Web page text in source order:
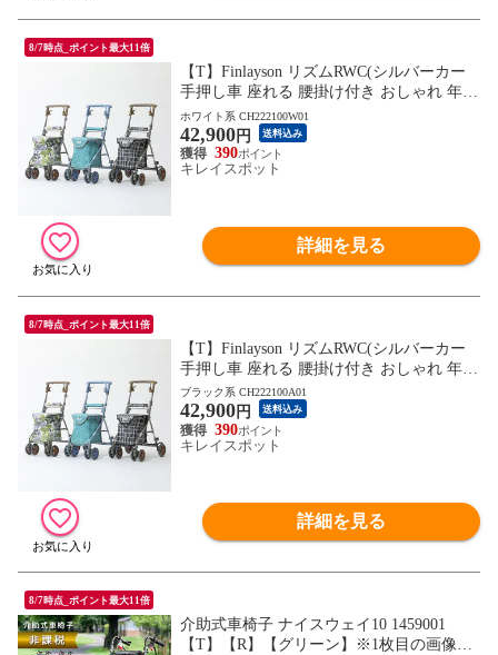
8/7時点_ポイント最大11倍
【T】Finlayson リズムRWC(シルバーカー
手押し車 座れる 腰掛け付き おしゃれ 年配
おじいちゃん おばあちゃん 移動 お出かけ)
※1枚目の画像は代表イメージのため色・
柄が異なる場合がございます。2枚目以降
の画像でご希望の色・柄をご確認下さい。
ホワイト系 CH222100W01
42,900円 送料込み
390
キレイスポット
詳細を見る
8/7時点_ポイント最大11倍
【T】Finlayson リズムRWC(シルバーカー
手押し車 座れる 腰掛け付き おしゃれ 年配
おじいちゃん おばあちゃん 移動 お出かけ)
※1枚目の画像は代表イメージのため色・
柄が異なる場合がございます。2枚目以降
の画像でご希望の色・柄をご確認下さい。
ブラック系 CH222100A01
42,900円 送料込み
390
キレイスポット
詳細を見る
8/7時点_ポイント最大11倍
介助式車椅子 ナイスウェイ10 1459001
【T】【R】【グリーン】※1枚目の画像は